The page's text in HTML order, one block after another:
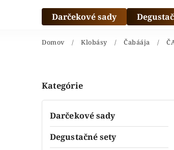
Darčekové sady
Domov / Klobásy / Čabáája /
Kategórie
Darčekové sady
Degustačné sety